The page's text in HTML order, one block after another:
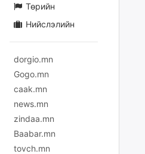
Төрийн
Нийслэлийн
dorgio.mn
Gogo.mn
caak.mn
news.mn
zindaa.mn
Baabar.mn
tovch.mn